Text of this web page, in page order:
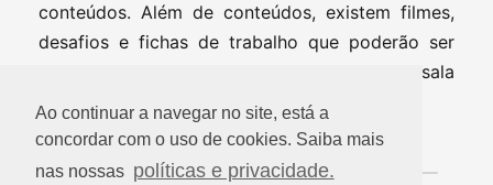
Ao continuar a navegar no site, está a
concordar com o uso de cookies. Saiba mais
nas nossas políticas e privacidade.
conteúdos. Além de conteúdos, existem filmes,
desafios e fichas de trabalho que poderão ser
realizadas pelos alunos quer em contexto de sala
de aula, quer em contexto familiar.